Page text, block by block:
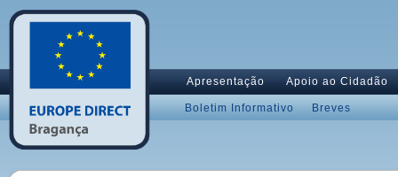
Apresentação Apoio ao Cidadão
Boletim Informativo Breves